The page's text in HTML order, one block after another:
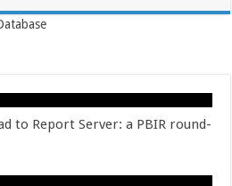
to Report Server: a PBIR round-